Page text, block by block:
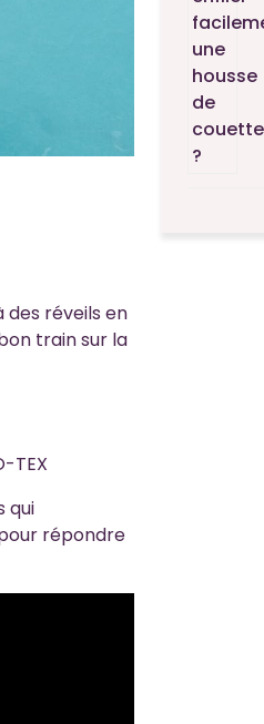
réveils en
train sur la
TEX
qui
répondre